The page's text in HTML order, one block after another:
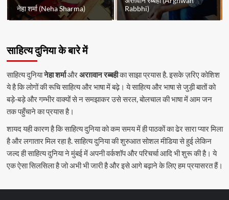
नेहा शर्मा (Neha Sharma)
Rabbhi)
साहित्य दुनिया के बारे में
साहित्य दुनियानेहा शर्माऔरअरग़वान रब्बहीका साझा प्रयास है. इसके ज़रिए कोशिश
ये है कि लोगों की रूचि साहित्य और भाषा में बढ़े। ये साहित्य और भाषा से जुड़ी बातों को
बड़े-बड़े और गम्भीर वाक्यों से न समझाकर उसे सरल, बोलचाल की भाषा में आम जन
तक पहुँचाने का प्रयास है।
शायद यही कारण है कि साहित्य दुनिया को कम समय में ही पाठकों का ढेर सारा प्यार मिला
है और लगातार मिल रहा है. साहित्य दुनिया की शुरुआत सोशल मीडिया से हुई लेकिन
जल्द ही साहित्य दुनिया ने मुंबई में अपनी वर्कशॉप और परिचर्चा आदि भी शुरू की है। ये
एक ऐसा सिलसिला है जो अभी भी जारी है और इसे आगे बढ़ाने के लिए हम प्रयासरत हैं।